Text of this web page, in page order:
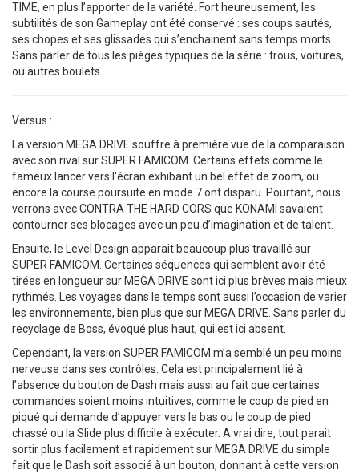
TIME, en plus l’apporter de la variété. Fort heureusement, les
subtilités de son Gameplay ont été conservé : ses coups sautés,
ses chopes et ses glissades qui s’enchainent sans temps morts.
Sans parler de tous les pièges typiques de la série : trous, voitures,
ou autres boulets.
Versus :
La version MEGA DRIVE souffre à première vue de la comparaison
avec son rival sur SUPER FAMICOM. Certains effets comme le
fameux lancer vers l'écran exhibant un bel effet de zoom, ou
encore la course poursuite en mode 7 ont disparu. Pourtant, nous
verrons avec CONTRA THE HARD CORS que KONAMI savaient
contourner ses blocages avec un peu d’imagination et de talent.
Ensuite, le Level Design apparait beaucoup plus travaillé sur
SUPER FAMICOM. Certaines séquences qui semblent avoir été
tirées en longueur sur MEGA DRIVE sont ici plus brèves mais mieux
rythmés. Les voyages dans le temps sont aussi l’occasion de varier
les environnements, bien plus que sur MEGA DRIVE. Sans parler du
recyclage de Boss, évoqué plus haut, qui est ici absent.
Cependant, la version SUPER FAMICOM m’a semblé un peu moins
nerveuse dans ses contrôles. Cela est principalement lié à
l’absence du bouton de Dash mais aussi au fait que certaines
commandes soient moins intuitives, comme le coup de pied en
piqué qui demande d’appuyer vers le bas ou le coup de pied
chassé ou la Slide plus difficile à exécuter. A vrai dire, tout parait
sortir plus facilement et rapidement sur MEGA DRIVE du simple
fait que le Dash soit associé à un bouton, donnant à cette version